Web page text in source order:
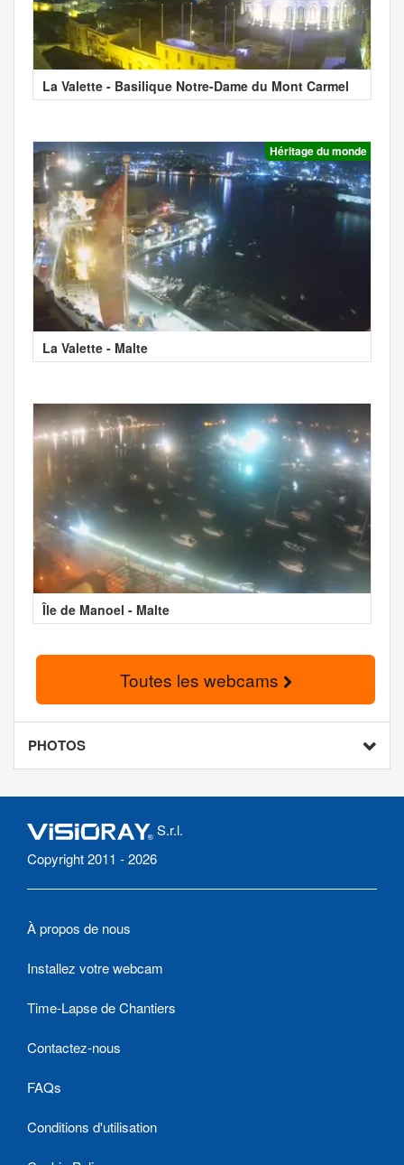
La Valette - Basilique Notre-Dame du Mont Carmel
Héritage du monde
La Valette - Malte
Île de Manoel - Malte
Toutes les webcams
PHOTOS
S.r.l.
Copyright 2011 - 2026
À propos de nous
Installez votre webcam
Time-Lapse de Chantiers
Contactez-nous
FAQs
Conditions d'utilisation